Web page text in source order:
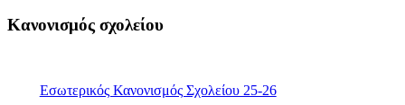
Κανονισμός σχολείου
Εσωτερικός Κανονισμός Σχολείου 25-26